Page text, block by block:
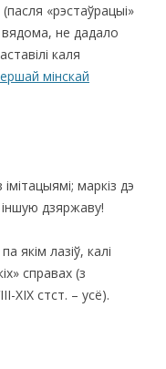
«рэстаўрацыі»
не дадало
каля
мінскай
маркіз дэ
дзяржаву!
якім лазіў, калі
справах (з
XIX стст. – усё).